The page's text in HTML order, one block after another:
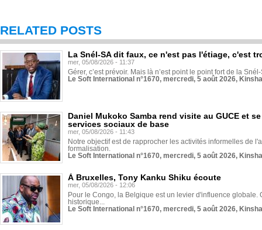
RELATED POSTS
La Snél-SA dit faux, ce n'est pas l'étiage, c'est
mer, 05/08/2026 - 11:37
Gérer, c’est prévoir. Mais là n’est point le point fort de la
Le Soft International n°1670, mercredi, 5 août 2026,
Daniel Mukoko Samba rend visite au GUCE et
services sociaux de base
mer, 05/08/2026 - 11:43
Notre objectif est de rapprocher les activités informelles de
formalisation.
Le Soft International n°1670, mercredi, 5 août 2026,
À Bruxelles, Tony Kanku Shiku écoute
mer, 05/08/2026 - 12:06
Pour le Congo, la Belgique est un levier d'influence globale.
historique...
Le Soft International n°1670, mercredi, 5 août 2026,